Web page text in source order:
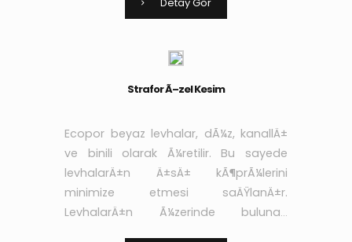
aderans niteliÄŸi arttÄ±rÄ±larak yÃ¼k
Strafor Ã–zel Kesim
Ecopor beyaz levhalar, dÃ¼z, kanallÄ±
ve binili olarak Ã¼retilir. Bu sayede
levhalarÄ±n Ä±sÄ± kÃ¶prÃ¼lerini
minimize etmesi saÄŸlanÄ±r.
LevhalarÄ±n Ã¼zerinde bulunan